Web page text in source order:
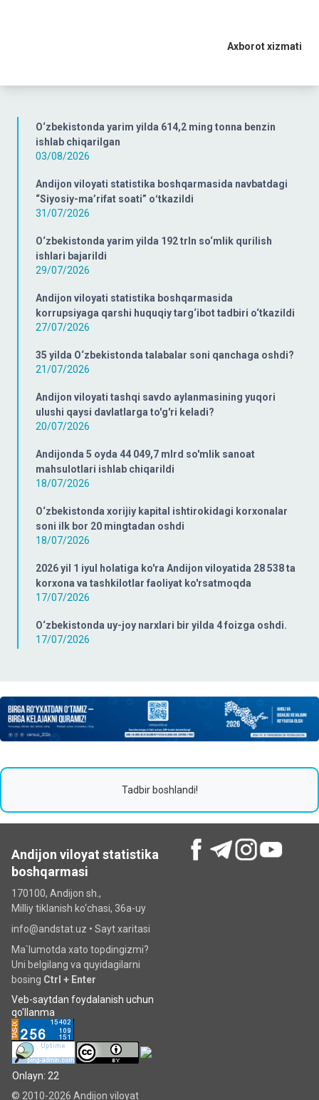
O‘zbekistonda yarim yilda 614,2 ming tonna benzin
ishlab chiqarilgan
03/08/2026
Andijon viloyati statistika boshqarmasida navbatdagi
“Siyosiy-ma’rifat soati” oʻtkazildi
31/07/2026
O‘zbekistonda yarim yilda 192 trln so‘mlik qurilish
ishlari bajarildi
29/07/2026
Andijon viloyati statistika boshqarmasida
korrupsiyaga qarshi huquqiy targ‘ibot tadbiri o‘tkazildi
27/07/2026
35 yilda O‘zbekistonda talabalar soni qanchaga oshdi?
21/07/2026
Andijon viloyati tashqi savdo aylanmasining yuqori
ulushi qaysi davlatlarga to'g'ri keladi?
20/07/2026
Andijonda 5 oyda 44 049,7 mlrd so'mlik sanoat
mahsulotlari ishlab chiqarildi
18/07/2026
O‘zbekistonda xorijiy kapital ishtirokidagi korxonalar
soni ilk bor 20 mingtadan oshdi
18/07/2026
2026 yil 1 iyul holatiga ko'ra Andijon viloyatida 28 538 ta
korxona va tashkilotlar faoliyat ko'rsatmoqda
17/07/2026
O‘zbekistonda uy-joy narxlari bir yilda 4 foizga oshdi.
17/07/2026
Axborot xizmati
Tadbir boshlandi!
Andijon viloyat statistika
boshqarmasi
170100, Andijon sh.,
Milliy tiklanish ko‘chаsi, 36a-uy
info@andstat.uz • Sayt xaritasi
Ma`lumotda xato topdingizmi?
Uni belgilang va quyidagilarni
bosing Ctrl + Enter
Veb-saytdan foydalanish uchun
qo'llanma
Onlayn: 22
© 2010-2026 Andijon viloyat